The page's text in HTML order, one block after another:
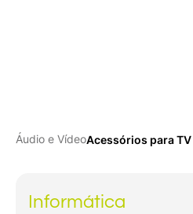
Áudio e VídeoAcessórios para TV
Informática